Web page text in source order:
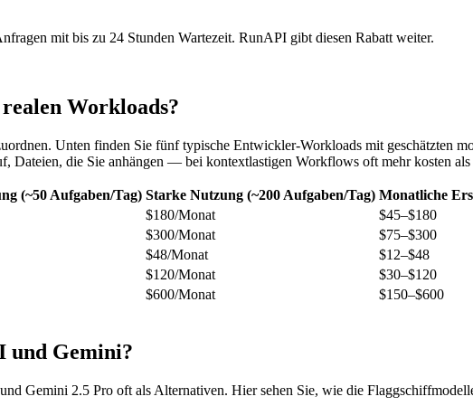
mit bis zu 24 Stunden Wartezeit. RunAPI gibt diesen Rabatt weiter.
Workloads?
Unten finden Sie fünf typische Entwickler-Workloads mit geschätzten
Dateien, die Sie anhängen — bei kontextlastigen Workflows oft mehr kosten als
(~50 Aufgaben/Tag) Starke Nutzung (~200 Aufgaben/Tag) Monatliche
$180/Monat
$45–$180
$300/Monat
$75–$300
$48/Monat
$12–$48
$120/Monat
$30–$120
$600/Monat
$150–$600
und Gemini?
Gemini 2.5 Pro oft als Alternativen. Hier sehen Sie, wie die